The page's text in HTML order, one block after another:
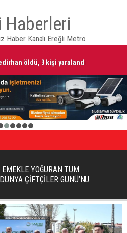
Haberleri
Haber Kanalı Ereğli Metro
öldü, 3 kişi yaralandı
2 3 4 5 6
YOĞURAN TÜM
ÇİFTÇİLER GÜNÜ’NÜ